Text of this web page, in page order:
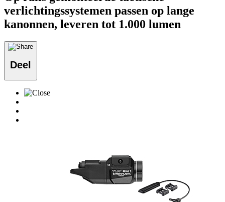
verlichtingssystemen passen op lange
kanonnen, leveren tot 1.000 lumen
Deel